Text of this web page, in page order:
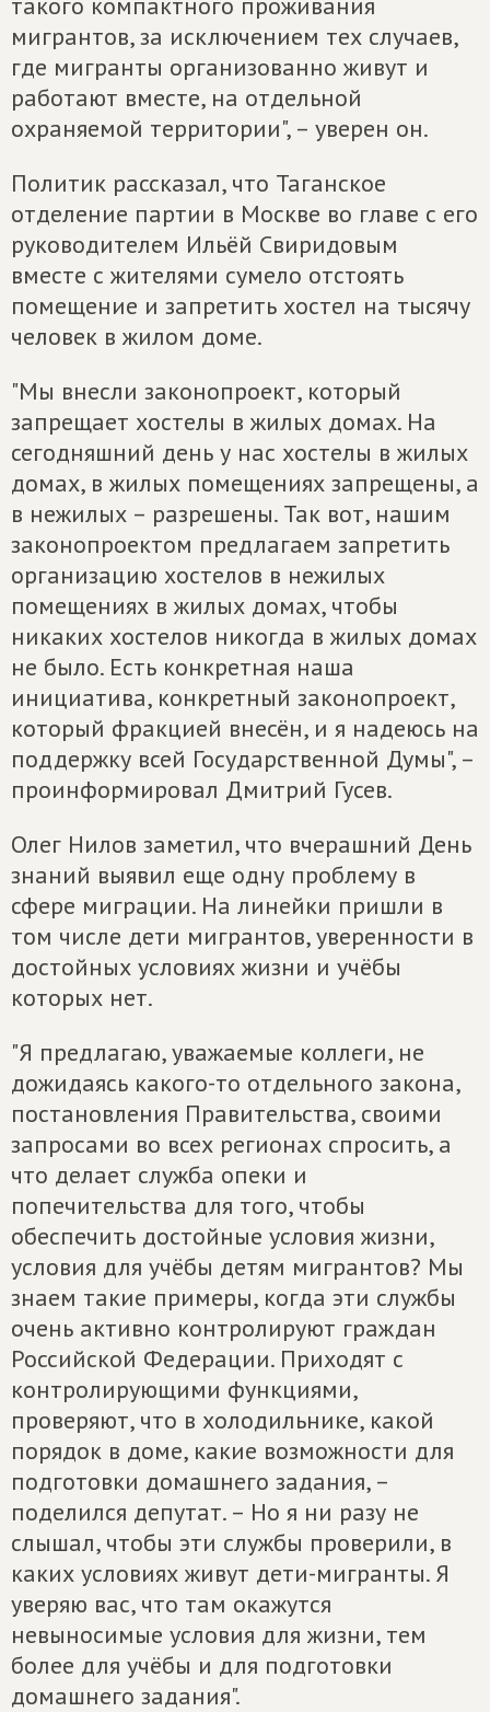
мигрантов, за исключением тех случаев,
где мигранты организованно живут и
работают вместе, на отдельной
охраняемой территории", – уверен он.
Политик рассказал, что Таганское
отделение партии в Москве во главе с его
руководителем Ильёй Свиридовым
вместе с жителями сумело отстоять
помещение и запретить хостел на тысячу
человек в жилом доме.
"Мы внесли законопроект, который
запрещает хостелы в жилых домах. На
сегодняшний день у нас хостелы в жилых
домах, в жилых помещениях запрещены, а
в нежилых – разрешены. Так вот, нашим
законопроектом предлагаем запретить
организацию хостелов в нежилых
помещениях в жилых домах, чтобы
никаких хостелов никогда в жилых домах
не было. Есть конкретная наша
инициатива, конкретный законопроект,
который фракцией внесён, и я надеюсь на
поддержку всей Государственной Думы", –
проинформировал Дмитрий Гусев.
Олег Нилов заметил, что вчерашний День
знаний выявил еще одну проблему в
сфере миграции. На линейки пришли в
том числе дети мигрантов, уверенности в
достойных условиях жизни и учёбы
которых нет.
"Я предлагаю, уважаемые коллеги, не
дожидаясь какого-то отдельного закона,
постановления Правительства, своими
запросами во всех регионах спросить, а
что делает служба опеки и
попечительства для того, чтобы
обеспечить достойные условия жизни,
условия для учёбы детям мигрантов? Мы
знаем такие примеры, когда эти службы
очень активно контролируют граждан
Российской Федерации. Приходят с
контролирующими функциями,
проверяют, что в холодильнике, какой
порядок в доме, какие возможности для
подготовки домашнего задания, –
поделился депутат. – Но я ни разу не
слышал, чтобы эти службы проверили, в
каких условиях живут дети-мигранты. Я
уверяю вас, что там окажутся
невыносимые условия для жизни, тем
более для учёбы и для подготовки
домашнего задания".